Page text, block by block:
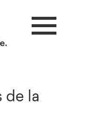
de la